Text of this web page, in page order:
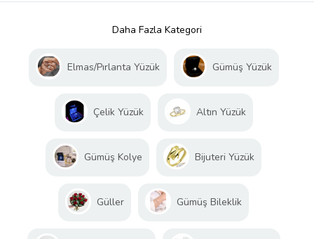
Daha Fazla Kategori
Elmas/Pırlanta Yüzük Gümüş Yüzük
Çelik Yüzük Altın Yüzük
Gümüş Kolye Bijuteri Yüzük
Güller Gümüş Bileklik